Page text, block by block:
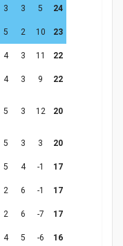
3 3 5 24
5 2 10 23
4 3 11 22
4 3 9 22
5 3 12 20
5 3 3 20
5 4 -1 17
2 6 -1 17
2 6 -7 17
4 5 -6 16